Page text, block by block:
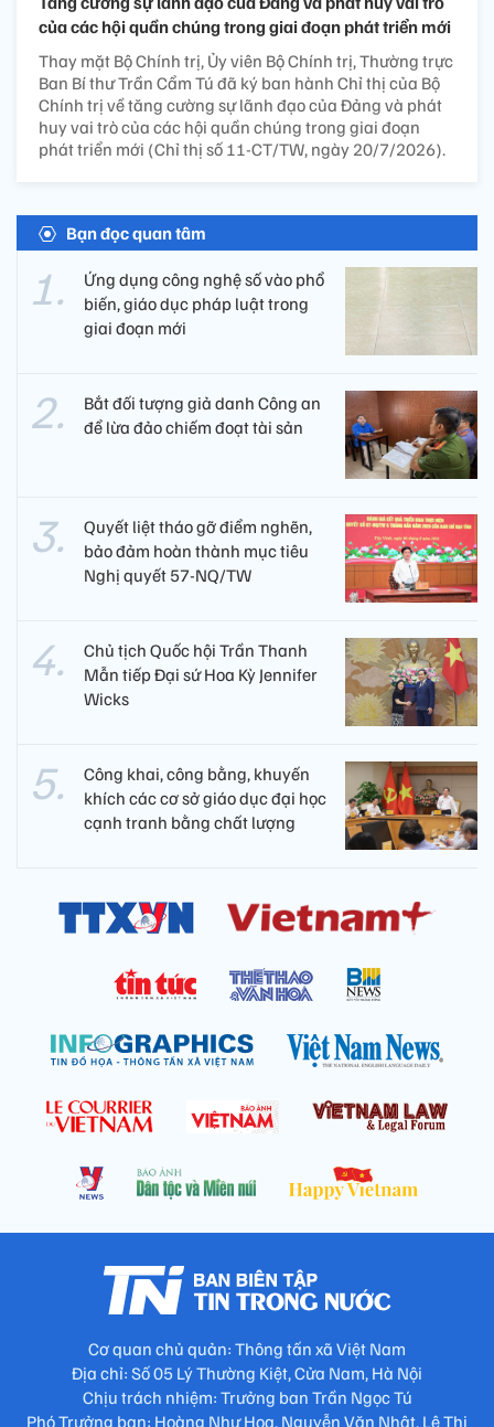
của các hội quần chúng trong giai đoạn phát triển mới
Thay mặt Bộ Chính trị, Ủy viên Bộ Chính trị, Thường trực
Ban Bí thư Trần Cẩm Tú đã ký ban hành Chỉ thị của Bộ
Chính trị về tăng cường sự lãnh đạo của Đảng và phát
huy vai trò của các hội quần chúng trong giai đoạn
phát triển mới (Chỉ thị số 11-CT/TW, ngày 20/7/2026).
Bạn đọc quan tâm
Ứng dụng công nghệ số vào phổ
biến, giáo dục pháp luật trong
giai đoạn mới
Bắt đối tượng giả danh Công an
để lừa đảo chiếm đoạt tài sản
Quyết liệt tháo gỡ điểm nghẽn,
bảo đảm hoàn thành mục tiêu
Nghị quyết 57-NQ/TW
Chủ tịch Quốc hội Trần Thanh
Mẫn tiếp Đại sứ Hoa Kỳ Jennifer
Wicks
Công khai, công bằng, khuyến
khích các cơ sở giáo dục đại học
cạnh tranh bằng chất lượng​
Cơ quan chủ quản: Thông tấn xã Việt Nam
Địa chỉ: Số 05 Lý Thường Kiệt, Cửa Nam, Hà Nội
Chịu trách nhiệm: Trưởng ban Trần Ngọc Tú
Phó Trưởng ban: Hoàng Như Hoa, Nguyễn Văn Nhật, Lê Thị